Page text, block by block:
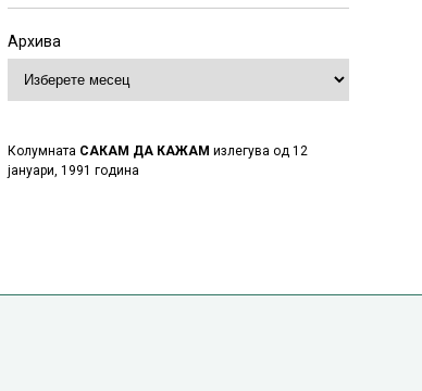
Архива
Колумната САКАМ ДА КАЖАМ излегува од 12
јануари, 1991 година